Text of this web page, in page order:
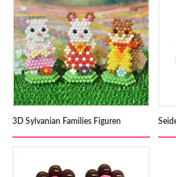
3D Sylvanian Families Figuren